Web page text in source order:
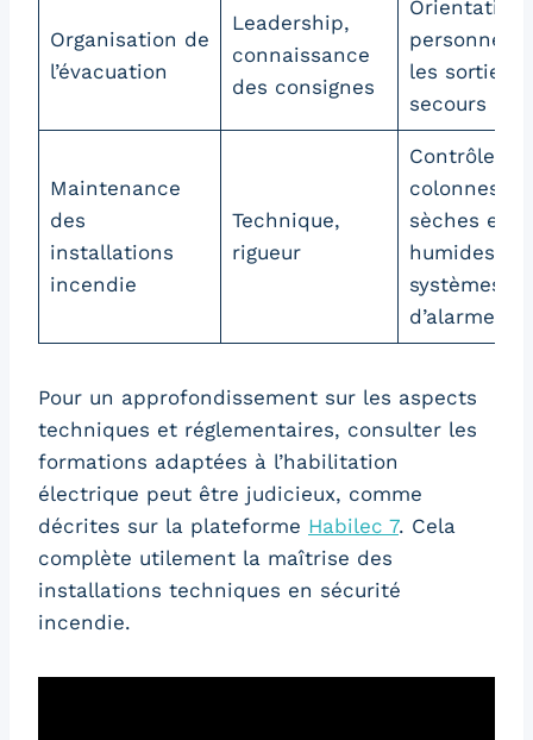
Organisation de
l’évacuation
Leadership,
connaissance
des consignes
Orientation
personnes
les sorties
secours
Maintenance
des
installations
incendie
Technique,
rigueur
Contrôle
colonnes
sèches et
humides,
systèmes
d’alarme
Pour un approfondissement sur les aspects
techniques et réglementaires, consulter les
formations adaptées à l’habilitation
électrique peut être judicieux, comme
décrites sur la plateforme Habilec 7. Cela
complète utilement la maîtrise des
installations techniques en sécurité
incendie.